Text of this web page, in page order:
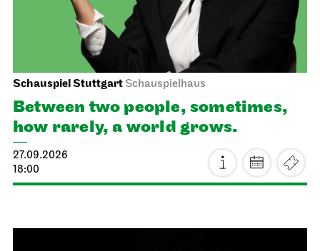
Schauspiel Stuttgart Schauspielhaus
Between two people, sometimes,
how rarely, a world grows.
27.09.2026
18:00